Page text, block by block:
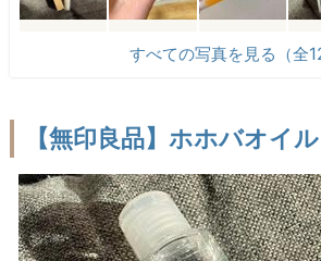
すべての写真を見る（全
【無印良品】ホホバオイ